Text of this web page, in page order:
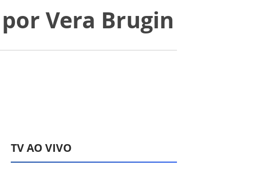
Vera Brugin
TV AO VIVO